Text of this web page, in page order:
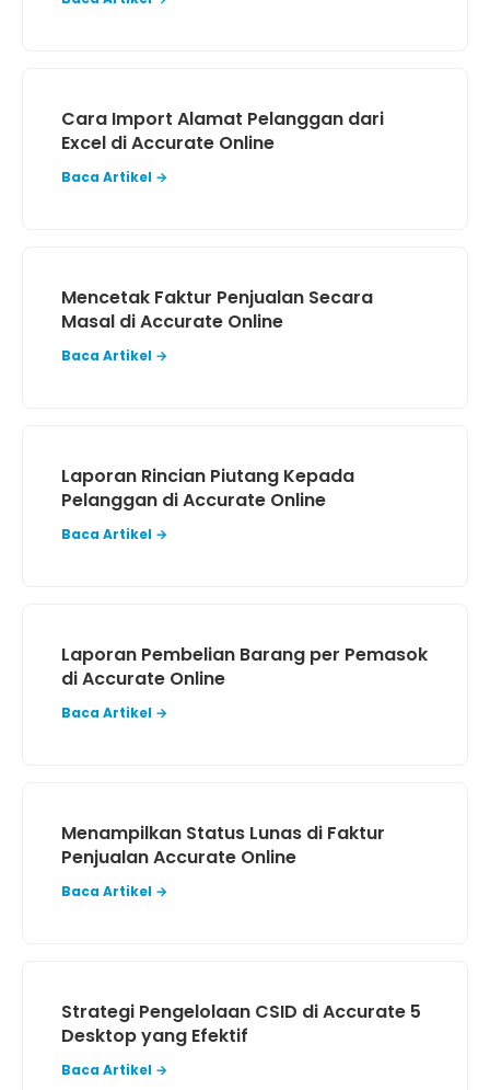
Cara Import Alamat Pelanggan dari
Excel di Accurate Online
Baca Artikel →
Mencetak Faktur Penjualan Secara
Masal di Accurate Online
Baca Artikel →
Laporan Rincian Piutang Kepada
Pelanggan di Accurate Online
Baca Artikel →
Laporan Pembelian Barang per Pemasok
di Accurate Online
Baca Artikel →
Menampilkan Status Lunas di Faktur
Penjualan Accurate Online
Baca Artikel →
Strategi Pengelolaan CSID di Accurate 5
Desktop yang Efektif
Baca Artikel →